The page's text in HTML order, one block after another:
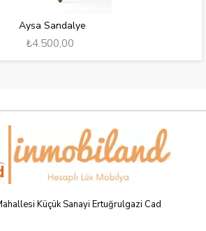
Aysa Sandalye
₺4.500,00
Küçük Sanayi Ertuğrulgazi Cad